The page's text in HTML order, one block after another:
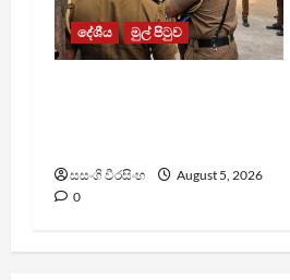
දේශීය මුල් පිටුව
සසංගි වීරසිංහ
August 5, 2026
0